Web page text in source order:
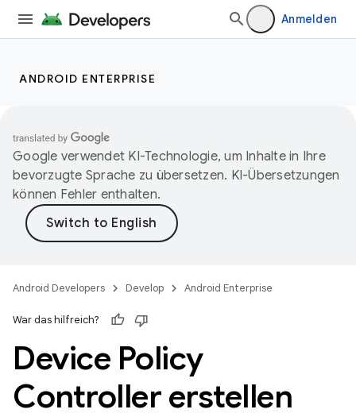
Anmelden
ANDROID ENTERPRISE
Google verwendet KI-Technologie, um Inhalte in Ihre
bevorzugte Sprache zu übersetzen. KI-Übersetzungen
können Fehler enthalten.
Android Developers Develop Android Enterprise
War das hilfreich?
Device Policy
Controller erstellen